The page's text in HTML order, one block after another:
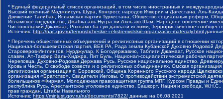
* Единый федеральный список организаций, в том числе иностранных и
Высший военный Маджлисуль Шура, Конгресс народов Ичкерии и Дагестана, Аль-
Движение Талибан, Исламская партия Туркестана, Общество социальных реформ,
Исламское государство, Джабха аль-Нусра ли-Ахль аш-Шам, Народное ополчение
Чистопольский Джамаат, Рохнамо ба суи давлати исломи, Террористическое
Источник: http://nac.gov.ru/terroristicheskie-i-ekstremistskie-organizacii-i-materialy.html
* Перечень общественных объединений и религиозных организаций в отношении
Национал-большевистская партия, ВЕК РА, Рада земли Кубанской Духовно Родовой
Староверов-Инглингов, Нурджулар, К Богодержавию, Таблиги Джамаат, Русское
славян, Ат-Такфир Валь-Хиджра, Пит Буль, Национал-социалистическая рабочая
Череповца, Духовно-Родовая Держава Русь, Русское национальное единство,
Кровь и Честь, О свободе совести и о религиозных объединениях, Омская
религиозная организация п. Боровский, Община Коренного Русского народа
организация «Братство», Свидетели Иеговы, О противодействии экстремистской
болельщиков «Фирма», Молодежная правозащитная группа МПГ, Курсом Правды и
республика Русь, Арестантское уголовное единство, Башкорт, Нация и свобода,
прав граждан, Штабы Навального
Источник: https://minjust.gov.ru/ru/documents/7822/ данные на 06.08.2021